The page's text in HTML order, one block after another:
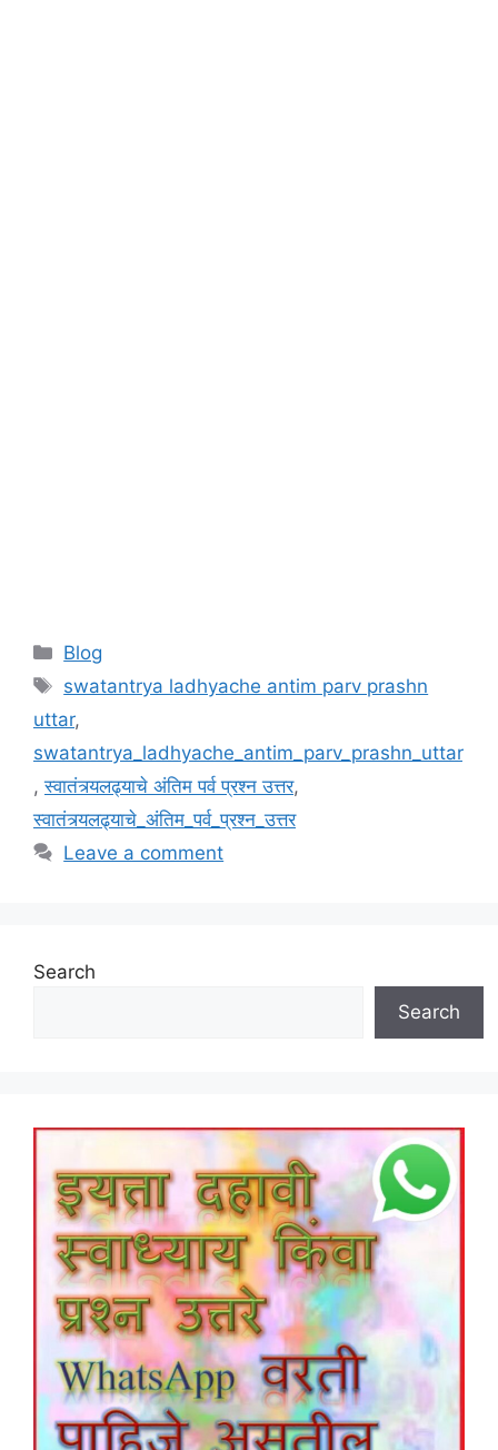
Categories
Blog
Tags
swatantrya ladhyache antim parv prashn
uttar,
swatantrya_ladhyache_antim_parv_prashn_uttar
,स्वातंत्र्यलढ्याचे अंतिम पर्व प्रश्न उत्तर,
स्वातंत्र्यलढ्याचे_अंतिम_पर्व_प्रश्न_उत्तर
Leave a comment
Search
Search